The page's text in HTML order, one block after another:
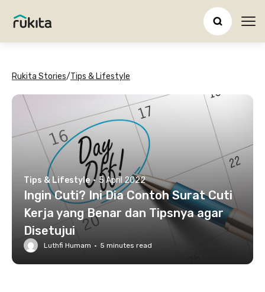
Rukita Stories/Tips & Lifestyle
Tips & Lifestyle · 5 April 2022
Ingin Cuti? Ini Dia Contoh Surat Cuti
Kerja yang Benar dan Tipsnya agar
Disetujui
Luthfi Humam · 5 minutes read